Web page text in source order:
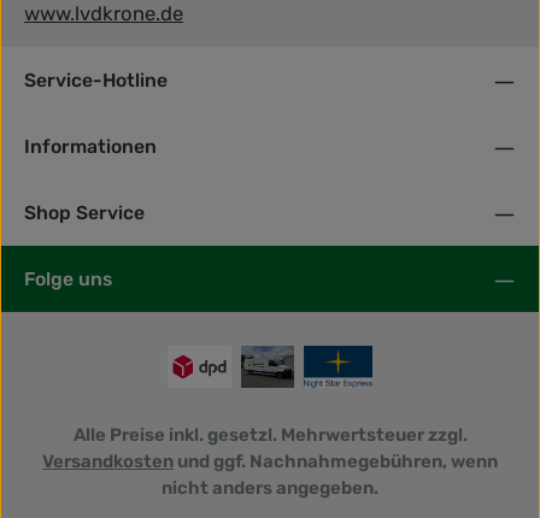
www.lvdkrone.de
Service-Hotline
Informationen
Shop Service
Folge uns
Alle Preise inkl. gesetzl. Mehrwertsteuer zzgl.
Versandkosten und ggf. Nachnahmegebühren, wenn
nicht anders angegeben.